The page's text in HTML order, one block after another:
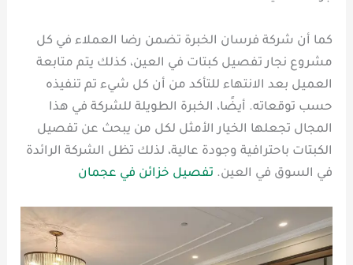
كما أن شركة فرسان الخبرة تضمن رضا العملاء في كل
مشروع نجار تفصيل كبتات في العين، كذلك يتم متابعة
العميل بعد الانتهاء للتأكد من أن كل شيء تم تنفيذه
حسب توقعاته. أيضًا، الخبرة الطويلة للشركة في هذا
المجال تجعلها الخيار الأمثل لكل من يبحث عن تفصيل
الكبتات باحترافية وجودة عالية، لذلك تظل الشركة الرائدة
في السوق في العين. تفصيل خزائن في عجمان